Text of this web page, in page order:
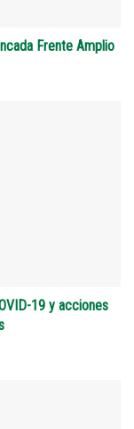
Frente Amplio
19 y acciones